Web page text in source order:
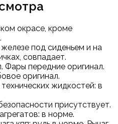
окрасе, кроме
под сиденьем и на
совпадает.
Фары передние оригинал.
оригинал.
жидкостей: в
присутствует.
в норме.